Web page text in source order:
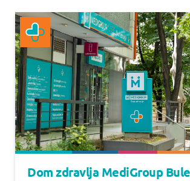
Dom zdravlja MediGroup